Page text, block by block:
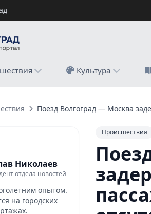
Культура
Поезд Волгоград — Москва
Николаев
отдела новостей
опытом.
на городских
Происшествия